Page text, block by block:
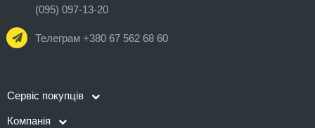
(095) 097-13-20
Телеграм +380 67 562 68 60
Сервіс покупців
Компанія